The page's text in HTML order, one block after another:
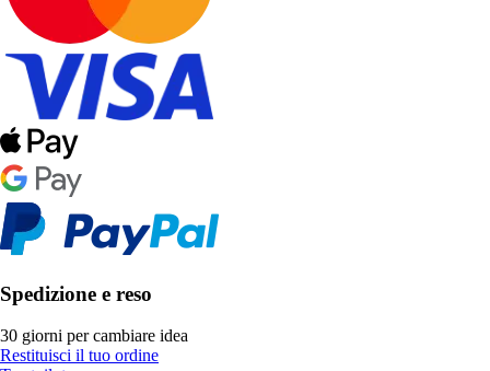
Spedizione e reso
30 giorni per cambiare idea
Restituisci il tuo ordine